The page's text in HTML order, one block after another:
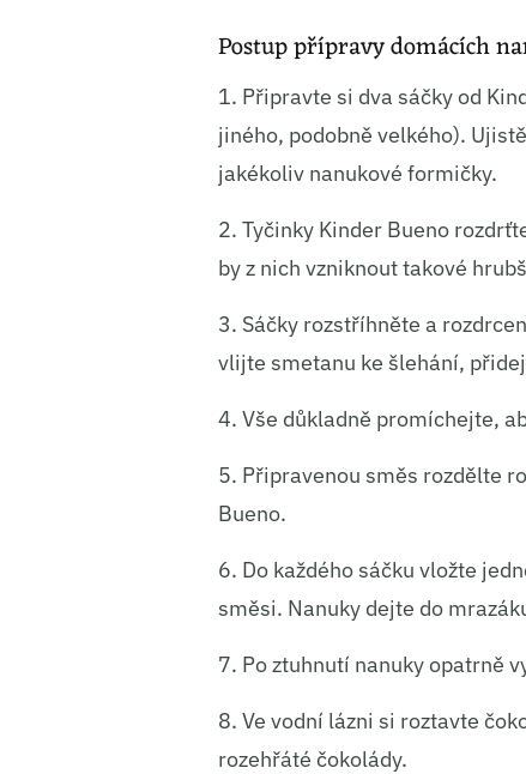
Postup přípravy domácích
1. Připravte si dva sáčky od
jiného, podobně velkého).
jakékoliv nanukové formičky.
2. Tyčinky Kinder Bueno
by z nich vzniknout takové
3. Sáčky rozstříhněte a
vlijte smetanu ke šlehání,
4. Vše důkladně promíchejte,
5. Připravenou směs rozdělte
Bueno.
6. Do každého sáčku vložte
směsi. Nanuky dejte do
7. Po ztuhnutí nanuky opatrně
8. Ve vodní lázni si roztavte
rozehřáté čokolády.